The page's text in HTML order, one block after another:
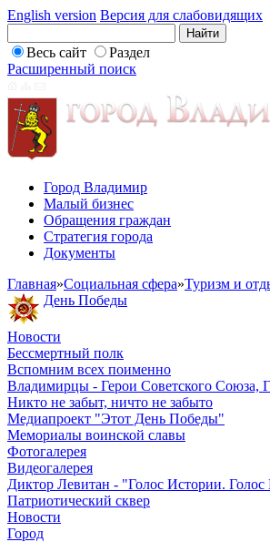
English version Версия для слабовидящих
Весь сайт
Раздел
Расширенный поиск
Город Владимир
Малый бизнес
Обращения граждан
Стратегия города
Документы
Главная»Социальная сфера»Туризм и
День Победы
Новости
Бессмертный полк
Вспомним всех поименно
Владимирцы - Герои Советского Союза,
Никто не забыт, ничто не забыто
Медиапроект "Этот День Победы"
Мемориалы воинской славы
Фотогалерея
Видеогалерея
Диктор Левитан - "Голос Истории.
Патриотический сквер
Новости
Город